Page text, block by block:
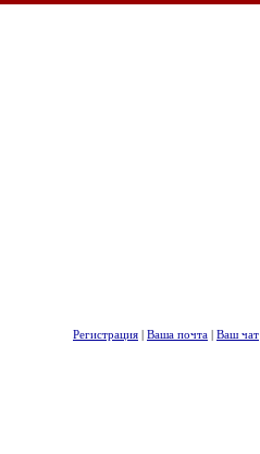
Регистрация | Ваша почта | Ваш чат